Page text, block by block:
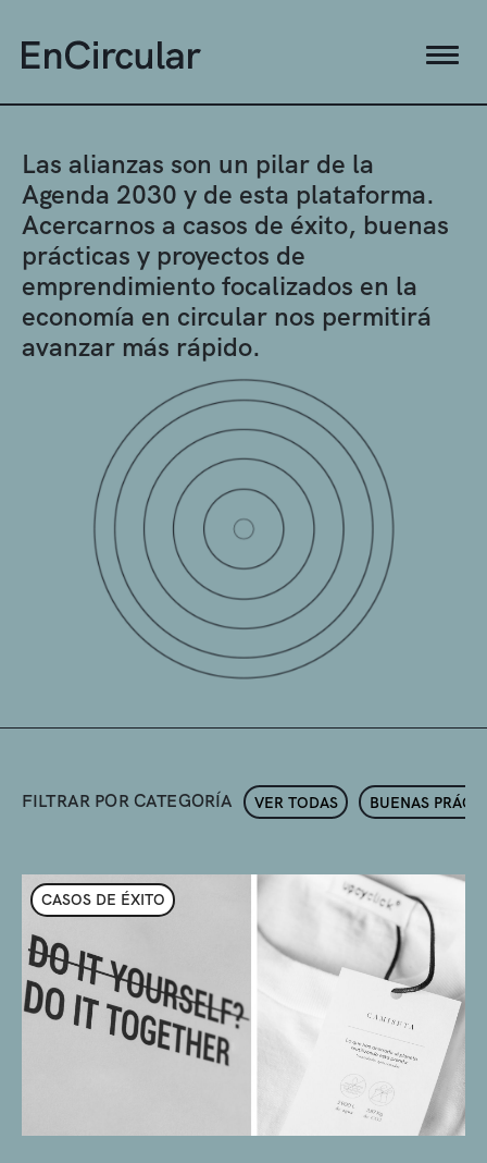
Las alianzas son un pilar de la
Agenda 2030 y de esta plataforma.
Acercarnos a casos de éxito, buenas
prácticas y proyectos de
emprendimiento focalizados en la
economía en circular nos permitirá
avanzar más rápido.
FILTRAR POR CATEGORÍA VER TODAS BUENAS
CASOS DE ÉXITO